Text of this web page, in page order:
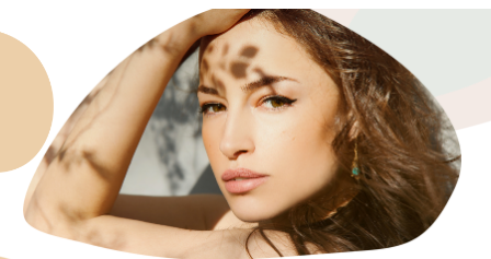
Soins
Je veux faire un bon cadeau
Plan d’accès
Prendre RDV